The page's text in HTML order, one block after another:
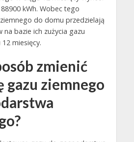
kWh. Wobec tego
do domu przedzielają
bazie ich zużycia gazu
miesięcy.
zmienić
gazu ziemnego